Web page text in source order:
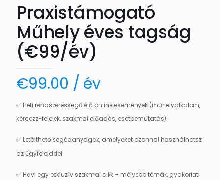
Praxistámogató
Műhely éves tagság
(€99/év)
€99.00 / év
✅ Heti rendszerességű élő online események (műhelyalkalom,
kérdezz-felelek, szakmai előadás, esetbemutatás)
✅ Letölthető segédanyagok, amelyeket azonnal használhatsz
az ügyfeleiddel
✅ Havi egy exkluzív szakmai cikk – mélyebb témák, gyakorlati